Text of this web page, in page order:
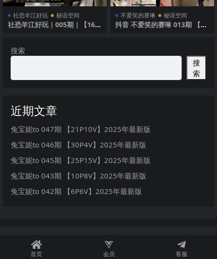
社恐羊江好玩 秘语空间
社恐羊江好玩｜005期｜【16
不爱笑的赛琳 秘语空间
抖音 不爱笑的赛琳 013期 【20
搜索
搜
索
近期文章
兔宝妮to 047期 【21P10V】2025年最新版
兔宝妮to 046期 【30P4V】2025年最新版
兔宝妮to 045期 【25P15V】2025年最新版
兔宝妮to 043期 【10P8V】2025年最新版
兔宝妮to 042期 【6P6V】2025年最新版
首页 会员 客服